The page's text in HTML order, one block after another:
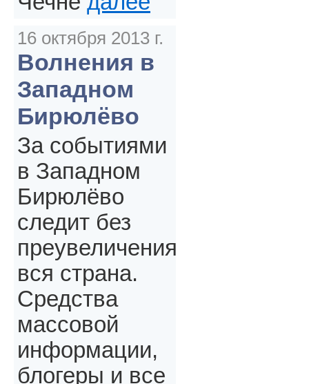
16 октября 2013 г.
Волнения в
Западном
Бирюлёво
За событиями
в Западном
Бирюлёво
следит без
преувеличения
вся страна.
Средства
массовой
информации,
блогеры и все